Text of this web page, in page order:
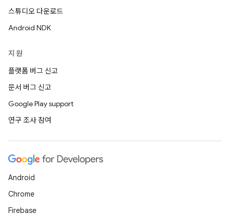
스튜디오 다운로드
Android NDK
지원
플랫폼 버그 신고
문서 버그 신고
Google Play support
연구 조사 참여
Android
Chrome
Firebase